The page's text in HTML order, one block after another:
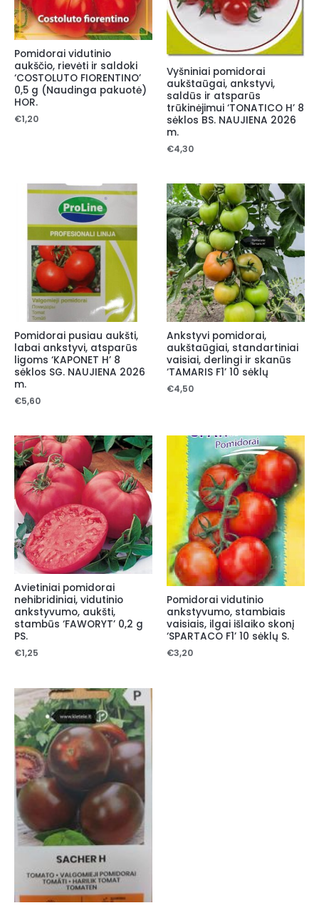
Pomidorai vidutinio
aukščio, rievėti ir saldoki
‘COSTOLUTO FIORENTINO’
0,5 g (Naudinga pakuotė)
HOR.
€1,20
Vyšniniai pomidorai
aukštaūgai, ankstyvi,
saldūs ir atsparūs
trūkinėjimui ‘TONATICO H’ 8
sėklos BS. NAUJIENA 2026
m.
€4,30
Pomidorai pusiau aukšti,
labai ankstyvi, atsparūs
ligoms ‘KAPONET H’ 8
sėklos SG. NAUJIENA 2026
m.
€5,60
Ankstyvi pomidorai,
aukštaūgiai, standartiniai
vaisiai, derlingi ir skanūs
‘TAMARIS F1’ 10 sėklų
€4,50
Avietiniai pomidorai
nehibridiniai, vidutinio
ankstyvumo, aukšti,
stambūs ‘FAWORYT’ 0,2 g
PS.
€1,25
Pomidorai vidutinio
ankstyvumo, stambiais
vaisiais, ilgai išlaiko skonį
‘SPARTACO F1’ 10 sėklų S.
€3,20